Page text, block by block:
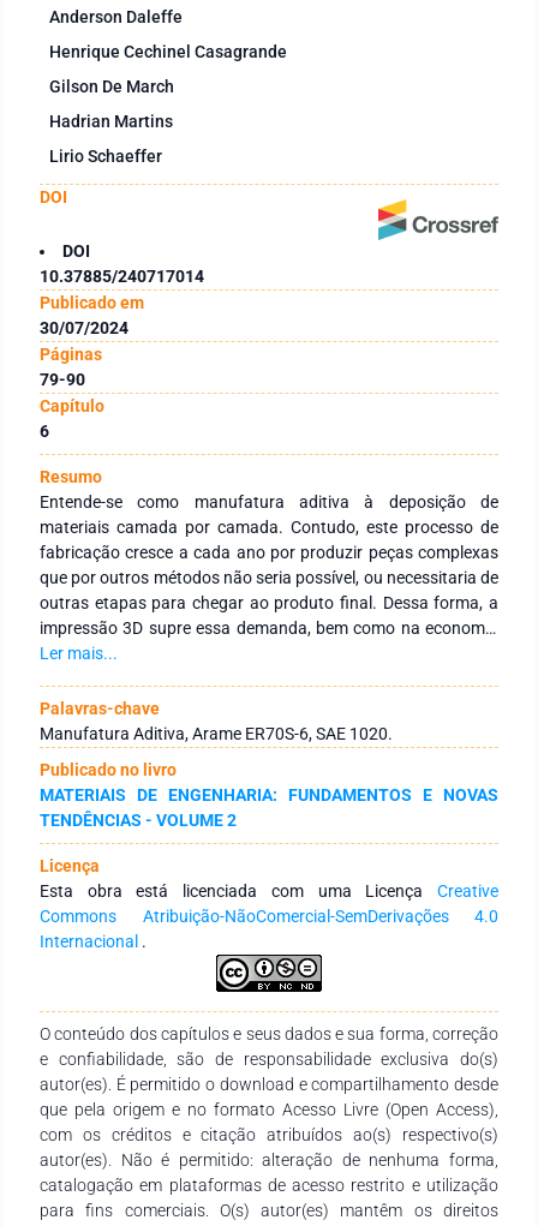
Anderson Daleffe
Henrique Cechinel Casagrande
Gilson De March
Hadrian Martins
Lirio Schaeffer
DOI
DOI
10.37885/240717014
Publicado em
30/07/2024
Páginas
79-90
Capítulo
6
Resumo
Entende-se como manufatura aditiva à deposição de
materiais camada por camada. Contudo, este processo de
fabricação cresce a cada ano por produzir peças complexas
que por outros métodos não seria possível, ou necessitaria de
outras etapas para chegar ao produto final. Dessa forma, a
impressão 3D supre essa demanda, bem como na economia
de matéria-prima para a fabricação, já que ao adicionar
ou semipronta, dependendo o acabamento final desejado.
Contudo, para iniciar um trabalho de deposição, um
substrato é necessário. Normalmente, utiliza-se um material
com características similares ao metal de deposição. Assim,
este estudo tem como objetivo entender a zona de transição
entre material de base e material depositado. Como metal de
base, adotou-se o aço SAE 1020 e, para deposição será
utilizado o arame de soldadura ER70S-6, arame este com
baixo teor de carbono. Para fabricação das amostras
utilizou-se uma máquina de soldagem da fabricante IMC, e
um dispositivo de coordenadas CNC (Centro Numérico
Computadorizado). O dispositivo de soldagem por sua vez,
coletar os parâmetros de soldagem em tempo real e
transformá-los em gráficos. Portanto, após impressão das
amostras, análise metalográfica para compreender a
estrutura resultante, e ensaio de microdureza Vickers foram
realizados. A análise metalográfica por sua vez, apresentou
poros na estrutura do material manufaturado, o que pode
prejudicar a aplicação final da peça, concomitantemente, a
região de fronteira apresentou uma quantidade menor do
Ler mais...
Palavras-chave
Manufatura Aditiva, Arame ER70S-6, SAE 1020.
Publicado no livro
MATERIAIS DE ENGENHARIA: FUNDAMENTOS E NOVAS
TENDÊNCIAS - VOLUME 2
Licença
Esta obra está licenciada com uma Licença Creative
Commons Atribuição-NãoComercial-SemDerivações 4.0
Internacional .
O conteúdo dos capítulos e seus dados e sua forma, correção
e confiabilidade, são de responsabilidade exclusiva do(s)
autor(es). É permitido o download e compartilhamento desde
que pela origem e no formato Acesso Livre (Open Access),
com os créditos e citação atribuídos ao(s) respectivo(s)
autor(es). Não é permitido: alteração de nenhuma forma,
catalogação em plataformas de acesso restrito e utilização
para fins comerciais. O(s) autor(es) mantêm os direitos